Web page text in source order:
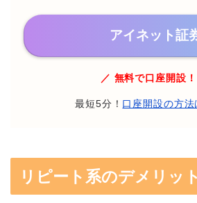
アイネット証
／ 無料で口座開設
最短5分！ 口座開設の方法
リピート系のデメリット